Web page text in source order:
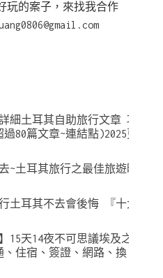
玩的案子，來找我合作
細土耳其自助旅行文章 攻
80篇文章~連結點)2025更
~土耳其旅行之最佳旅遊時
土耳其不去會後悔 『十大
15天14夜不可思議埃及之
住宿、簽證、網路、換